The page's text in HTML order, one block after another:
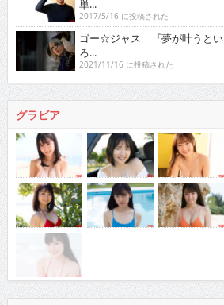
単...
2017/5/16 に投稿された
ゴー☆ジャス 『夢が叶うとい
ろ...
2021/11/16 に投稿された
グラビア